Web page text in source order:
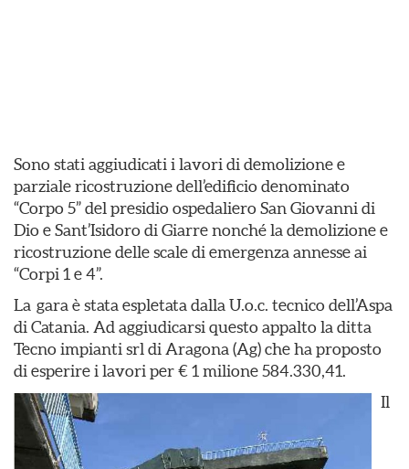
Sono stati aggiudicati i lavori di demolizione e
parziale ricostruzione dell’edificio denominato
“Corpo 5” del presidio ospedaliero San Giovanni di
Dio e Sant’Isidoro di Giarre nonché la demolizione e
ricostruzione delle scale di emergenza annesse ai
“Corpi 1 e 4”.
La gara è stata espletata dalla U.o.c. tecnico dell’Aspa
di Catania. Ad aggiudicarsi questo appalto la ditta
Tecno impianti srl di Aragona (Ag) che ha proposto
di esperire i lavori per € 1 milione 584.330,41.
Il